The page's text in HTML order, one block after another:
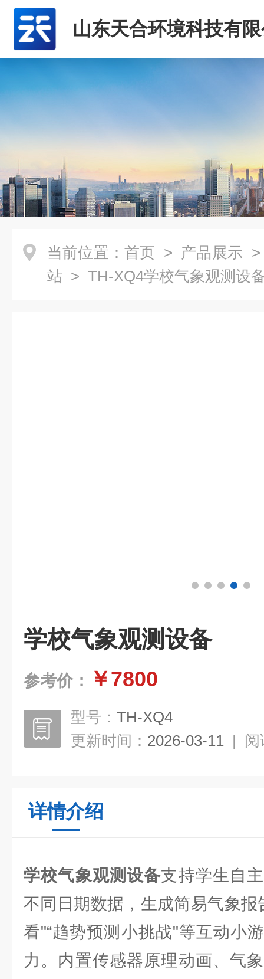
山东天合环境科技有
当前位置： 首页 > 产品展示
站 > TH-XQ4学校气象观测设
学校气象观测设备
参考价： ￥7800
型号： TH-XQ4
更新时间： 2026-03-11 | 阅
详情介绍
学校气象观测设备支持学生自
不同日期数据，生成简易气象报
看"“趋势预测小挑战"等互动小
力。内置传感器原理动画、气